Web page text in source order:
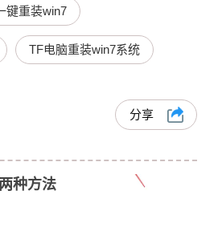
键重装win7
TF电脑重装win7系统
分享
种方法